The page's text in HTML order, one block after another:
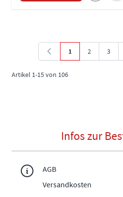
Artikel 1-15von 106
Sie lesen gerade
1 Seite
2 Seite
3
Infos zur
AGB
Versandkosten